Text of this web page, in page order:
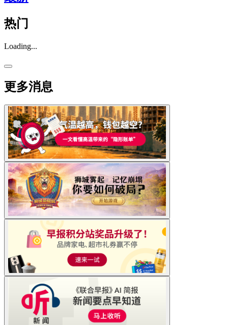
热门
Loading...
更多消息